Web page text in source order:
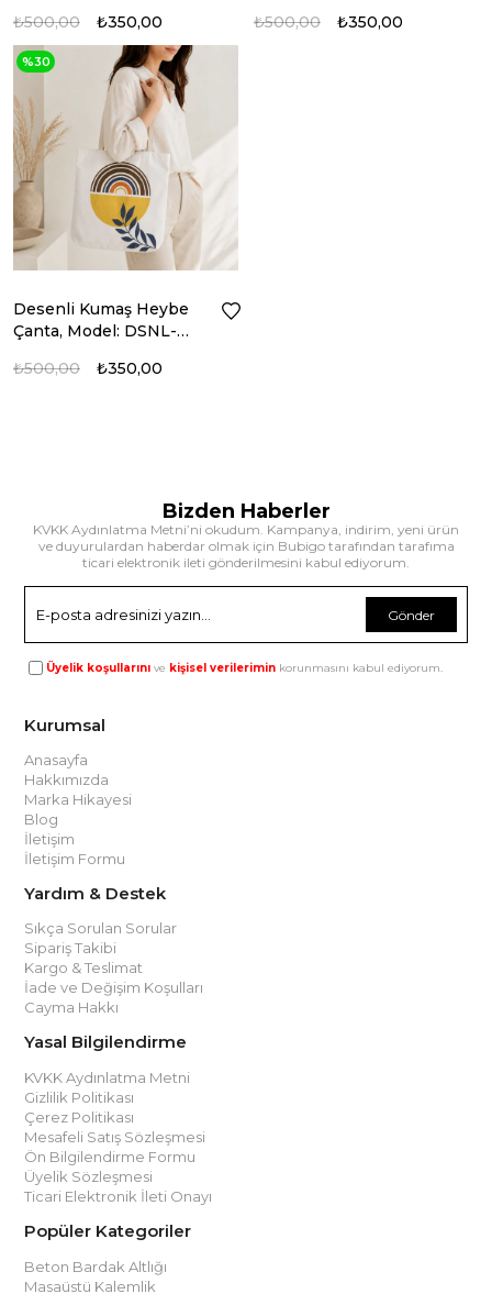
₺350,00
₺500,00 ₺350,00
₺500,00
Desenli Kumaş Heybe
Çanta, Model: DSNL-
₺350,00
₺500,00
%30
Bizden Haberler
KVKK Aydınlatma Metni’ni okudum. Kampanya, indirim, yeni ürün
ve duyurulardan haberdar olmak için Bubigo tarafından tarafıma
ticari elektronik ileti gönderilmesini kabul ediyorum.
Gönder
Üyelik koşullarını ve kişisel verilerimin korunmasını kabul ediyorum.
Kurumsal
Anasayfa
Hakkımızda
Marka Hikayesi
Blog
İletişim
İletişim Formu
Yardım & Destek
Sıkça Sorulan Sorular
Sipariş Takibi
Kargo & Teslimat
İade ve Değişim Koşulları
Cayma Hakkı
Yasal Bilgilendirme
KVKK Aydınlatma Metni
Gizlilik Politikası
Çerez Politikası
Mesafeli Satış Sözleşmesi
Ön Bilgilendirme Formu
Üyelik Sözleşmesi
Ticari Elektronik İleti Onayı
Popüler Kategoriler
Beton Bardak Altlığı
Masaüstü Kalemlik